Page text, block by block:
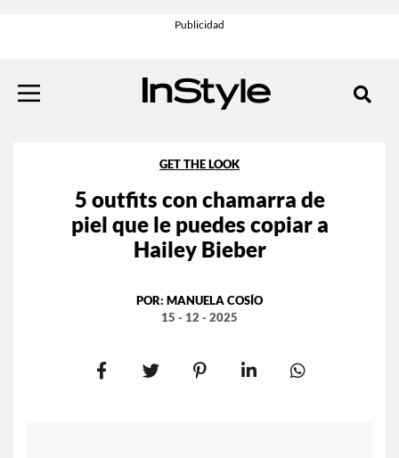
GET THE LOOK
5 outfits con chamarra de
piel que le puedes copiar a
Hailey Bieber
POR: MANUELA COSÍO
15 - 12 - 2025